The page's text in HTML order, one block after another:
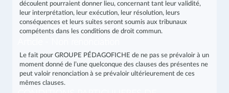
découlent pourraient donner lieu, concernant tant leur validité,
leur interprétation, leur exécution, leur résolution, leurs
conséquences et leurs suites seront soumis aux tribunaux
compétents dans les conditions de droit commun.
Le fait pour GROUPE PÉDAGOFICHE de ne pas se prévaloir à un
moment donné de l’une quelconque des clauses des présentes ne
peut valoir renonciation à se prévaloir ultérieurement de ces
mêmes clauses.